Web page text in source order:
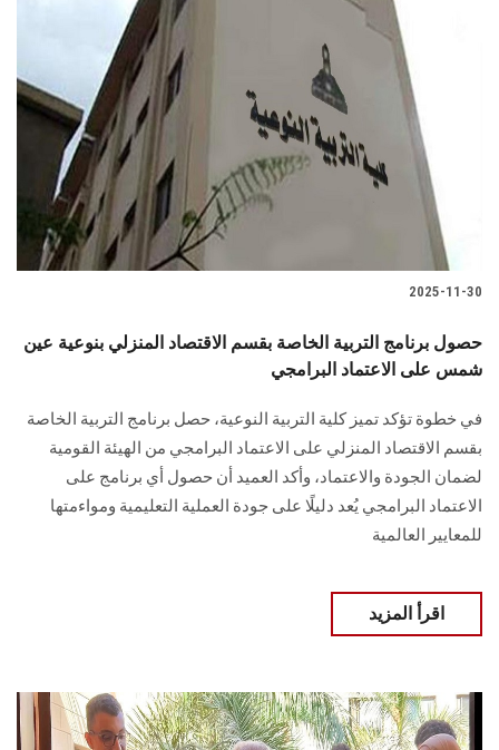
2025-11-30
حصول برنامج التربية الخاصة بقسم الاقتصاد المنزلي بنوعية عين
شمس على الاعتماد البرامجي
في خطوة تؤكد تميز كلية التربية النوعية، حصل برنامج التربية الخاصة
بقسم الاقتصاد المنزلي على الاعتماد البرامجي من الهيئة القومية
لضمان الجودة والاعتماد، وأكد العميد أن حصول أي برنامج على
الاعتماد البرامجي يُعد دليلًا على جودة العملية التعليمية ومواءمتها
للمعايير العالمية
اقرأ المزيد